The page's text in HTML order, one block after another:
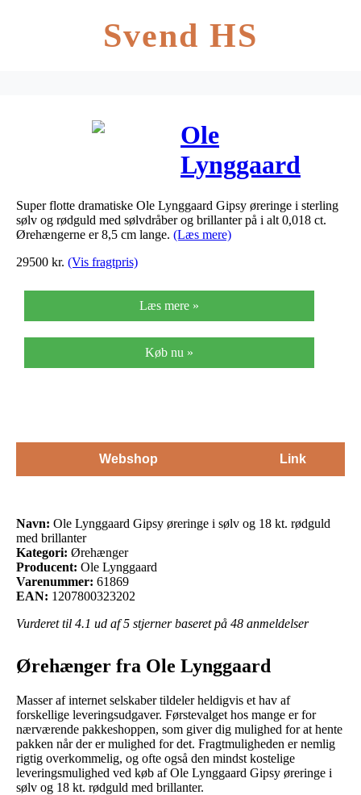
Svend HS
Ole
Lynggaard
Gipsy øreringe
i sølv og 18 kt.
brillanter
Super flotte dramatiske Ole Lynggaard Gipsy øreringe i sterling
sølv og rødguld med sølvdråber og brillanter på i alt 0,018 ct.
Ørehængerne er 8,5 cm lange. (Læs mere)
29500 kr. (Vis fragtpris)
Læs mere »
Køb nu »
Webshop Link
Navn: Ole Lynggaard Gipsy øreringe i sølv og 18 kt. rødguld
med brillanter
Kategori: Ørehænger
Producent: Ole Lynggaard
Varenummer: 61869
EAN: 1207800323202
Vurderet til 4.1 ud af 5 stjerner baseret på 48 anmeldelser
Ørehænger fra Ole Lynggaard
Masser af internet selskaber tildeler heldigvis et hav af
forskellige leveringsudgaver. Førstevalget hos mange er for
nærværende pakkeshoppen, som giver dig mulighed for at hente
pakken når der er mulighed for det. Fragtmuligheden er nemlig
rigtig overkommelig, og ofte også den mindst kostelige
leveringsmulighed ved køb af Ole Lynggaard Gipsy øreringe i
sølv og 18 kt. rødguld med brillanter.